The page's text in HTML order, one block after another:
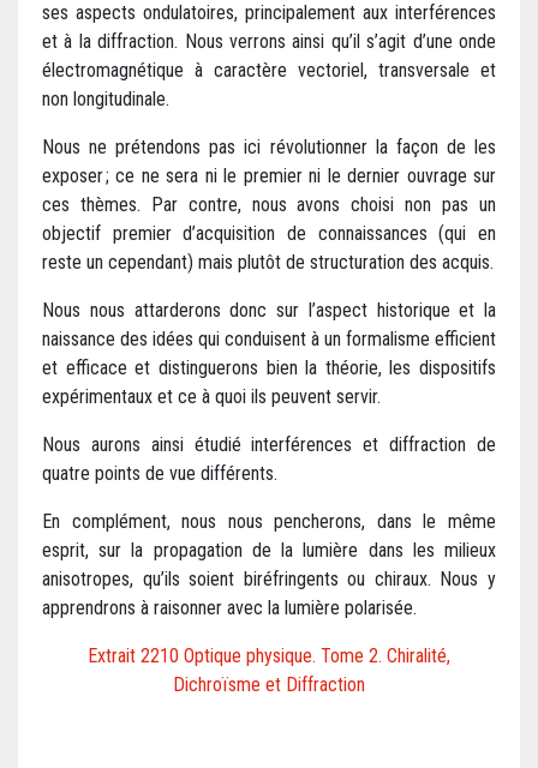
ses aspects ondulatoires, principalement aux interférences
et à la diffraction. Nous verrons ainsi qu’il s’agit d’une onde
électromagnétique à caractère vectoriel, transversale et
non longitudinale.
Nous ne prétendons pas ici révolutionner la façon de les
exposer ; ce ne sera ni le premier ni le dernier ouvrage sur
ces thèmes. Par contre, nous avons choisi non pas un
objectif premier d’acquisition de connaissances (qui en
reste un cependant) mais plutôt de structuration des acquis.
Nous nous attarderons donc sur l’aspect historique et la
naissance des idées qui conduisent à un formalisme efficient
et efficace et distinguerons bien la théorie, les dispositifs
expérimentaux et ce à quoi ils peuvent servir.
Nous aurons ainsi étudié interférences et diffraction de
quatre points de vue différents.
En complément, nous nous pencherons, dans le même
esprit, sur la propagation de la lumière dans les milieux
anisotropes, qu’ils soient biréfringents ou chiraux. Nous y
apprendrons à raisonner avec la lumière polarisée.
Extrait 2210 Optique physique. Tome 2. Chiralité,
Dichroïsme et Diffraction